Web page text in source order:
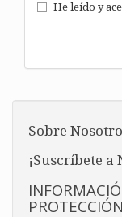
He leído y
Sobre
¡Suscríbete a